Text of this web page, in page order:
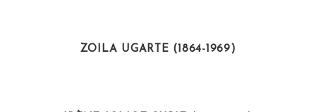
ZOILA UGARTE (1864-1969)